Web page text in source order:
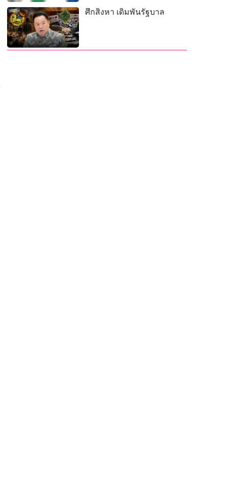
ศึกสิงหา เดิมพันรัฐบาล